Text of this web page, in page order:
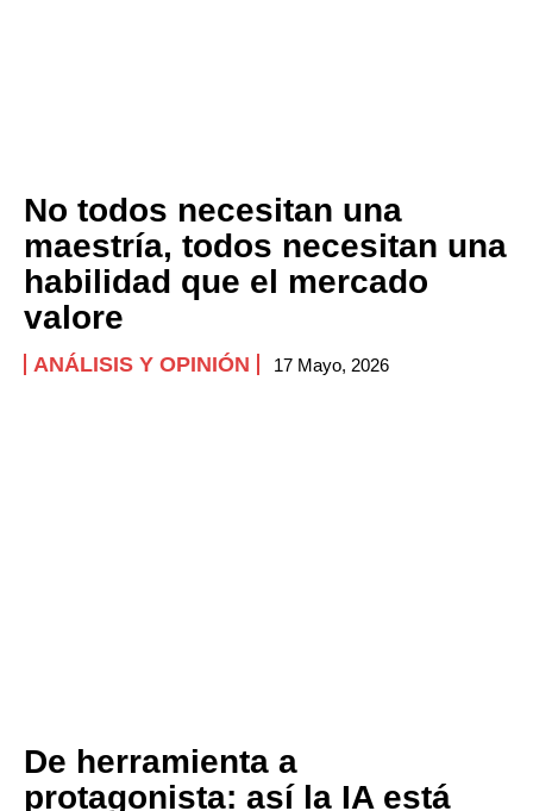
No todos necesitan una
maestría, todos necesitan una
habilidad que el mercado
valore
ANÁLISIS Y OPINIÓN 17 Mayo, 2026
De herramienta a
protagonista: así la IA está